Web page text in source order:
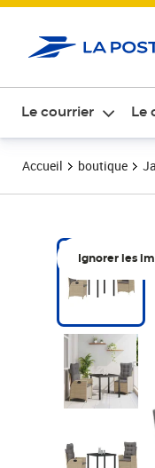
Le courrier Le
Accueil boutique
Ignorer les